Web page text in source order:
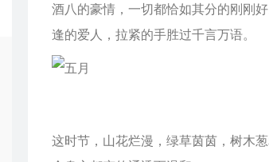
酒八的豪情，一切都恰如其分的刚刚
逢的爱人，拉紧的手胜过千言万语。
这时节，山花烂漫，绿草茵茵，树木